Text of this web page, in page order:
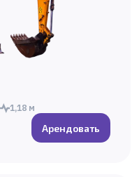
1,18 м
Арендовать